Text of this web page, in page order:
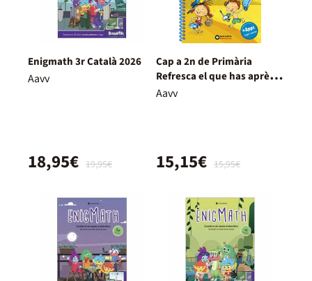
Enigmath 3r Català 2026
Aavv
19,95€
18,95€
Cap a 2n de Primària
Refresca el que has après a
1r
Aavv
15,95€
15,15€